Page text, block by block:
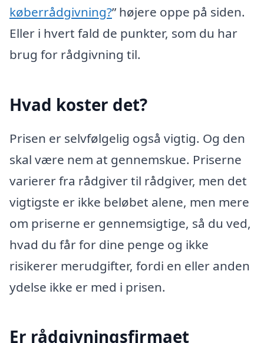
køberrådgivning?” højere oppe på siden.
Eller i hvert fald de punkter, som du har
brug for rådgivning til.
Hvad koster det?
Prisen er selvfølgelig også vigtig. Og den
skal være nem at gennemskue. Priserne
varierer fra rådgiver til rådgiver, men det
vigtigste er ikke beløbet alene, men mere
om priserne er gennemsigtige, så du ved,
hvad du får for dine penge og ikke
risikerer merudgifter, fordi en eller anden
ydelse ikke er med i prisen.
Er rådgivningsfirmaet